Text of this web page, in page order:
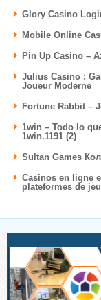
Glory Casino
Mobile Online
Pin Up Casino –
Julius Casino :
Joueur Moderne
Fortune Rabbit –
1win – Todo lo
1win.1191 (2)
Sultan Games
Casinos en ligne
plateformes de